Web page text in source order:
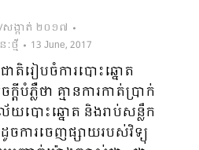
សង្កាត់ ២០១៧
ថ្មី 13 June, 2017
ាតិរៀបចំការបោះឆ្នោត
បំភ្លឺថា គ្មានការកាត់ប្រាក់
ល័យបោះឆ្នោត និងរាប់សន្លឹក
ដូចការចេញផ្សាយរបស់វិទ្យុ